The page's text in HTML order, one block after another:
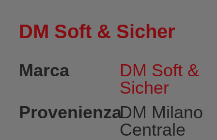
DM Soft & Sicher
Marca
DM Soft &
Sicher
ProvenienzaDM Milano
Centrale